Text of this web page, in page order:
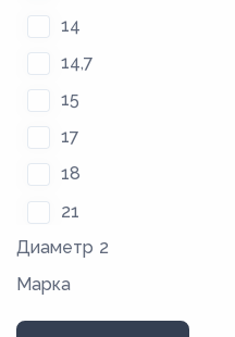
14
14,7
15
17
18
21
22
25
27,4
Диаметр 2
Марка